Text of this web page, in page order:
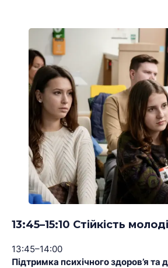
13:45–15:10 Стійкість
13:45–14:00
Підтримка психічного здоров’я та